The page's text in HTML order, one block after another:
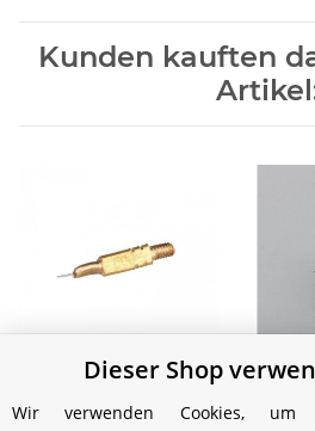
Kunden kauften
Nadel Petromax HK250
3,99 €
Dieser Shop
Wir verwenden Cookies,